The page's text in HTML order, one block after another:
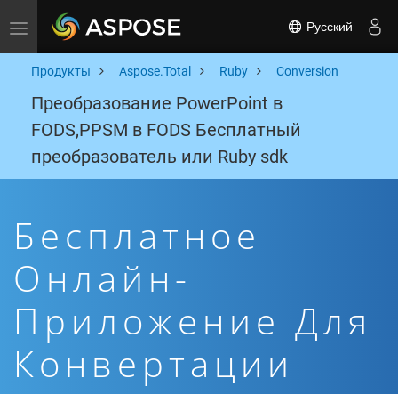
Toggle navigation Русский
Продукты Aspose.Total Ruby Conversion
Преобразование PowerPoint в
FODS,PPSM в FODS Бесплатный
преобразователь или Ruby sdk
Бесплатное
Онлайн-
Приложение Для
Конвертации